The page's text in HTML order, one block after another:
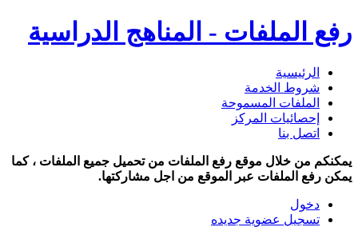
رفع الملفات - المناهج الدراسية
الرئيسية
شروط الخدمة
الملفات المسموحة
إحصائيات المركز
اتصل بنا
يمكنكم من خلال موقع رفع الملفات من تحميل جميع الملفات ، كما
يمكن رفع الملفات عبر الموقع من اجل مشاركتها.
دخول
تسجيل عضوية جديده